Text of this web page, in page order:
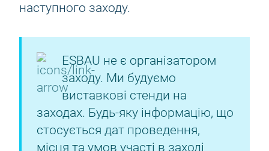
наступного заходу.
ESBAU не є організатором
заходу. Ми будуємо
виставкові стенди на
заходах. Будь-яку інформацію, що
стосується дат проведення,
місця та умов участі в заході